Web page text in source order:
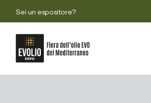
Sei un espositore?